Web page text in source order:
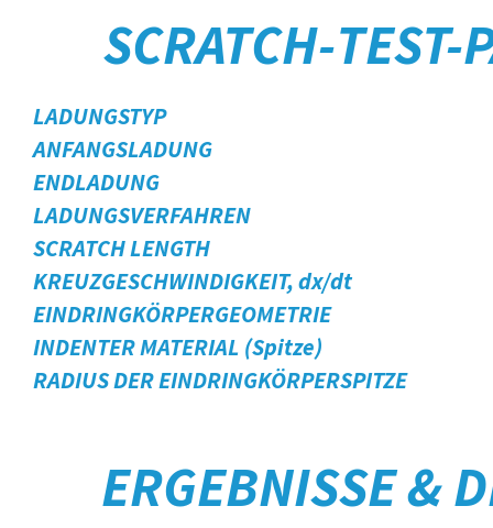
SCRATCH-TEST-
LADUNGSTYP
ANFANGSLADUNG
ENDLADUNG
LADUNGSVERFAHREN
SCRATCH LENGTH
KREUZGESCHWINDIGKEIT, dx/dt
EINDRINGKÖRPERGEOMETRIE
INDENTER MATERIAL (Spitze)
RADIUS DER EINDRINGKÖRPERSPITZE
ERGEBNISSE &